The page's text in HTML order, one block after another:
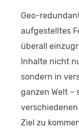
Geo-
aufgestelltes
überall
Inhalte nicht
sondern in
ganzen Welt –
Ziel zu